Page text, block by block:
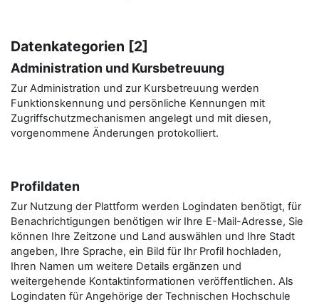
Datenkategorien [2]
Administration und Kursbetreuung
Zur Administration und zur Kursbetreuung werden
Funktionskennung und persönliche Kennungen mit
Zugriffschutzmechanismen angelegt und mit diesen,
vorgenommene Änderungen protokolliert.
Profildaten
Zur Nutzung der Plattform werden Logindaten benötigt, für
Benachrichtigungen benötigen wir Ihre E-Mail-Adresse, Sie
können Ihre Zeitzone und Land auswählen und Ihre Stadt
angeben, Ihre Sprache, ein Bild für Ihr Profil hochladen,
Ihren Namen um weitere Details ergänzen und
weitergehende Kontaktinformationen veröffentlichen. Als
Logindaten für Angehörige der Technischen Hochschule